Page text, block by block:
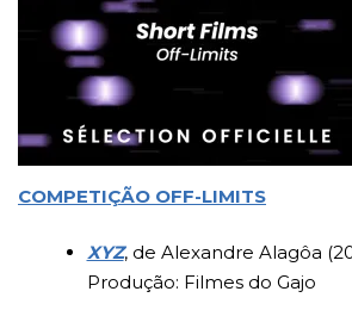
COMPETIÇÃO OFF-LIMITS
XYZ, de Alexandre Alagôa
Produção: Filmes do Gajo